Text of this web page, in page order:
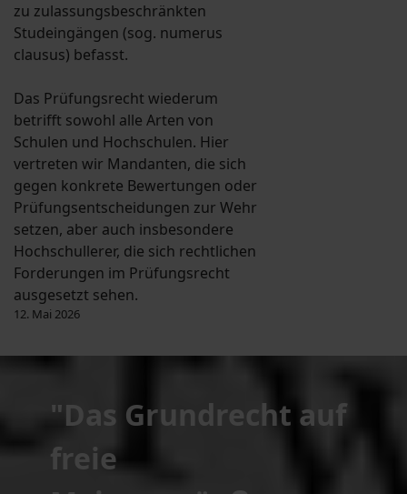
zu zulassungsbeschränkten
Studeingängen (sog. numerus
clausus) befasst.
Das Prüfungsrecht wiederum
betrifft sowohl alle Arten von
Schulen und Hochschulen. Hier
vertreten wir Mandanten, die sich
gegen konkrete Bewertungen oder
Prüfungsentscheidungen zur Wehr
setzen, aber auch insbesondere
Hochschullerer, die sich rechtlichen
Forderungen im Prüfungsrecht
ausgesetzt sehen.
12. Mai 2026
"Das Grundrecht auf
freie